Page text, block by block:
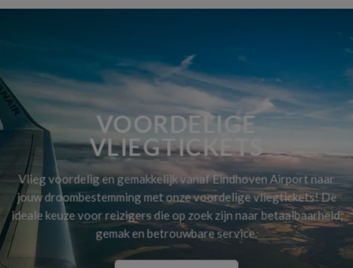
VOORDELIGE
VLIEGTICKETS
Vlieg voordelig en gemakkelijk vanaf Eindhoven Airport naar
jouw droombestemming met onze voordelige vliegtickets! De
ideale keuze voor reizigers die op zoek zijn naar betaalbaarheid,
gemak en betrouwbare service.